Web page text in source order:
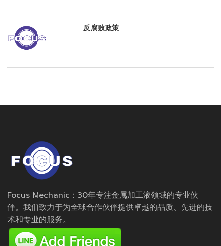
反腐败政策
Focus Mechanic：30年专注金属加工液领域的专业伙
伴。我们致力于为全球合作伙伴提供卓越的品质、先进的技
术和专业的服务。